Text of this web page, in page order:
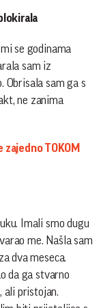
se godinama
sam iz
Obrisala sam ga s
ne zanima
TOKOM
Imali smo dugu
me. Našla sam
dva meseca.
da ga stvarno
ali pristojan.